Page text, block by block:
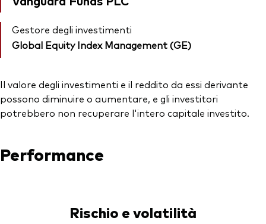
Gestore degli investimenti
Global Equity Index Management (GE)
Il valore degli investimenti e il reddito da essi derivante
possono diminuire o aumentare, e gli investitori
potrebbero non recuperare l'intero capitale investito.
Performance
Rischio e volatilità